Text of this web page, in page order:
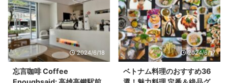
美術品は歴史の教科書にも載って
いるほど有名で、台湾を訪れたら
ぜひ見てほしい一品です。 翠玉
白菜とは？ 翠玉白菜の正式名称
は「翠玉白菜」で、台湾の国立故
宮博物院に展示されています。こ
の美術品は翡翠で作られており、
白と緑の自然な色合いを巧みに活
愛された「珍妃（ちんひ）」が思
い出されます。しかし、珍妃の最
後は悲惨で、西太后に追い詰めら
れて井戸に飛び込んで亡くなりま
した。でも、知っていましたか？
珍妃には2歳年上の姉「瑾妃（き
（こきゅう）で展示されている
2024/6/18
忘言咖啡 Coffee
2024/6/17
ベトナム料理のおすすめ36